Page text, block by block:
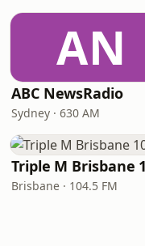
AN
ABC NewsRadio
Sydney · 630 AM
Brisbane · 104.5 FM